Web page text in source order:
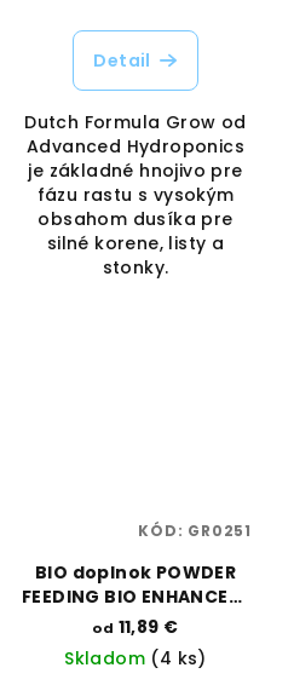
Detail
Dutch Formula Grow od
Advanced Hydroponics
je základné hnojivo pre
fázu rastu s vysokým
obsahom dusíka pre
silné korene, listy a
stonky.
BIO doplnok POWDER
FEEDING BIO ENHANCER |
Green House Feeding |
Vaporama
od 11,89 €
Skladom (4 ks)
KÓD: GR0251